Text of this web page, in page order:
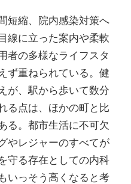
短縮、院内感染対策へ
線に立った案内や柔軟
者の多様なライフスタ
ず重ねられている。健
が、駅から歩いて数分
る点は、ほかの町と比
る。都市生活に不可欠
やレジャーのすべてが
守る存在としての内科
いっそう高くなると考